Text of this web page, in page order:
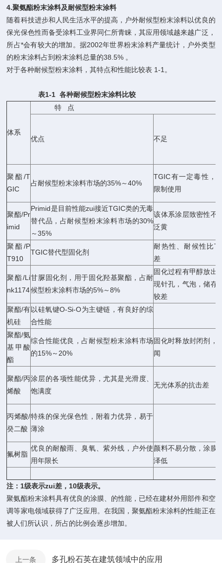
4.聚氨酯粉末涂料及耐候型粉末涂料
随着科技进步和人民生活水平的提高，户外耐候型粉末涂料以优良的
保光保色性而备受涂料工业界同仁所青睐，其应用领域越来越广泛，
所占*会有较大的增加。据2002年世界粉末涂料产量统计，户外类型
的粉末涂料占到粉末涂料总量的38.5% 。
对于各种耐候型粉末涂料，其特点和性能比较表 1-1。
表1-1 各种耐候型粉末涂料比较
体系
特 点
优点 不足
聚酯/T
GIC
占耐候型粉末涂料市场的35%～40%
TGIC有一定毒性，
限制使用
聚酯/Pr
imid
Primid是目前性能zui接近TGIC类的无毒
替代品，占耐候型粉末涂料市场的30%
～35%
该体系涂层致密性不
泛黄
聚酯/P
T910
TGIC替代型固化剂
耐热性、耐候性比
差
聚酯/Li
nk1174
甘脲固化剂，用于固化羟基聚酯，占耐
候型粉末涂料市场的5%～8%
固化过程有甲醇放出
现针孔，气泡，储存
较差
聚酯/有
机硅
以硅氧键O-Si-O为主键链，有良好的综
合性能
聚酯/氨
基甲酸
酯
综合性能优良，占耐候型粉末涂料市场
的15%～20%
固化时释放封闭剂，
闻
聚酯/丙
烯酸
涂层的各项性能优异，尤其是光滑度、
饱满度
无光体系的抗击差
丙烯酸/
癸二酸
特殊的保光保色性，附着力优异，易于
薄涂
氟树脂
优良的耐酸雨、臭氧、紫外线，户外使
用年限长
颜料不易分散，涂膜
泽低
注：1级表示zui差，10级表示。
聚氨酯粉末涂料具有优良的涂膜、的性能，已经在建材外用部件和空
调等家电领域获得了广泛应用。在我国，聚氨酯粉末涂料的性能正在
被人们所认识，所占的比例会逐步增加。
上一条 多孔粉石英在建筑领域中的应用